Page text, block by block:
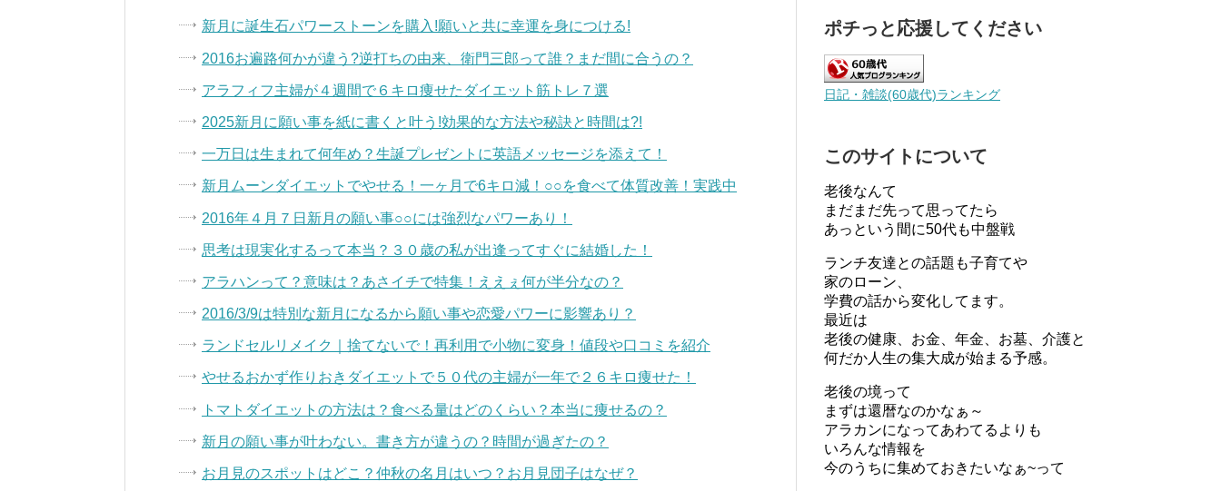
新月に誕生石パワーストーンを購入!願いと共に幸運を身につける!
2016お遍路何かが違う?逆打ちの由来、衛門三郎って誰？まだ間に合うの？
アラフィフ主婦が４週間で６キロ痩せたダイエット筋トレ７選
2025新月に願い事を紙に書くと叶う!効果的な方法や秘訣と時間は?!
一万日は生まれて何年め？生誕プレゼントに英語メッセージを添えて！
新月ムーンダイエットでやせる！一ヶ月で6キロ減！○○を食べて体質改善！実践中
2016年４月７日新月の願い事○○には強烈なパワーあり！
思考は現実化するって本当？３０歳の私が出逢ってすぐに結婚した！
アラハンって？意味は？あさイチで特集！ええぇ何が半分なの？
2016/3/9は特別な新月になるから願い事や恋愛パワーに影響あり？
ランドセルリメイク｜捨てないで！再利用で小物に変身！値段や口コミを紹介
やせるおかず作りおきダイエットで５０代の主婦が一年で２６キロ痩せた！
トマトダイエットの方法は？食べる量はどのくらい？本当に痩せるの？
新月の願い事が叶わない。書き方が違うの？時間が過ぎたの？
お月見のスポットはどこ？仲秋の名月はいつ？お月見団子はなぜ？
ポチっと応援してください
日記・雑談(60歳代)ランキング
このサイトについて
老後なんて
まだまだ先って思ってたら
あっという間に50代も中盤戦
ランチ友達との話題も子育てや
家のローン、
学費の話から変化してます。
最近は
老後の健康、お金、年金、お墓、介護と
何だか人生の集大成が始まる予感。
老後の境って
まずは還暦なのかなぁ～
アラカンになってあわてるよりも
いろんな情報を
今のうちに集めておきたいなぁ~って